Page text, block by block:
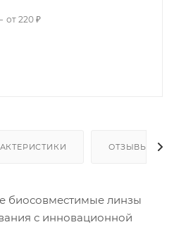
от 220 ₽
ОТЗЫВЫ
биосовместимые линзы
с инновационной